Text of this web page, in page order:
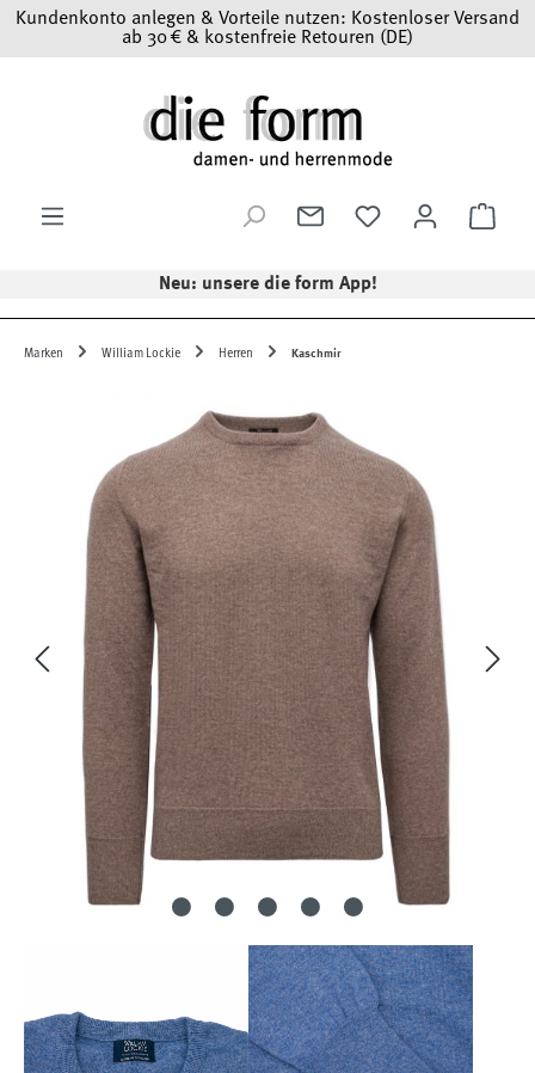
Zum Hauptinhalt springen
Kundenkonto anlegen & Vorteile nutzen: Kostenloser Versand
ab 30 € & kostenfreie Retouren (DE)
Neu: unsere die form App!
Marken William Lockie Herren Kaschmir